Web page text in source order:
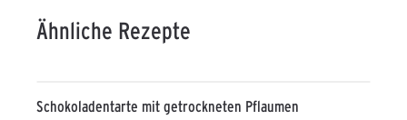
Ähnliche Rezepte
Schokoladentarte mit getrockneten Pflaumen